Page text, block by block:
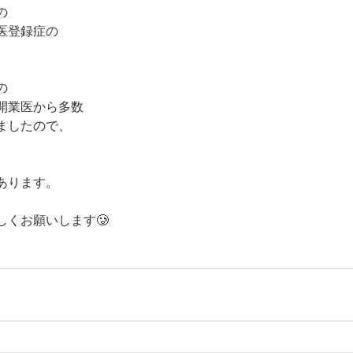
登録症の
業医から多数
たので、
ます。
くお願いします🥲